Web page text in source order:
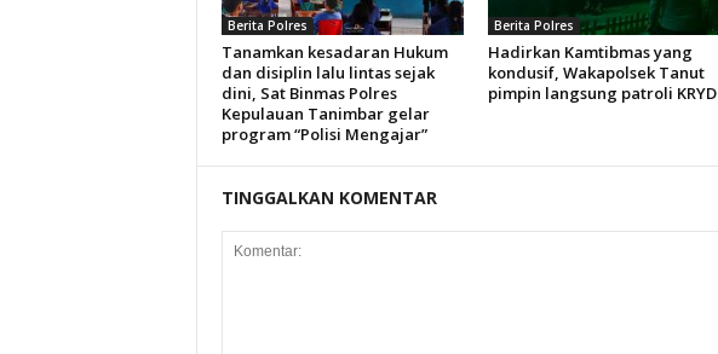
Berita Polres
Tanamkan kesadaran Hukum
dan disiplin lalu lintas sejak
dini, Sat Binmas Polres
Kepulauan Tanimbar gelar
program “Polisi Mengajar”
Berita Polres
Hadirkan Kamtibmas yang
kondusif, Wakapolsek Tanut
pimpin langsung patroli KRYD
TINGGALKAN KOMENTAR